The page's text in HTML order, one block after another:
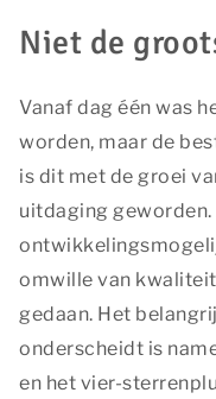
Niet de
Vanaf dag één was
worden, maar de
is dit met de groei
uitdaging geworden.
omwille van
gedaan. Het
onderscheidt is
en het vier-